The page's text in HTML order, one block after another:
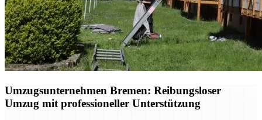
Umzugsunternehmen Bremen: Reibungsloser
Umzug mit professioneller Unterstützung